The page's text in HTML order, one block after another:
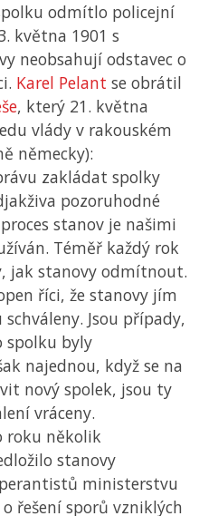
odmítlo policejní
května 1901 s
neobsahují odstavec o
Karel Pelant se obrátil
, který 21. května
vlády v rakouském
německy):
zakládat spolky
pozoruhodné
stanov je našimi
Téměř každý rok
jak stanovy odmítnout.
říci, že stanovy jím
Jsou případy,
spolku byly
najednou, když se na
nový spolek, jsou ty
vráceny.
roku několik
stanovy
ministerstvu
řešení sporů vzniklých